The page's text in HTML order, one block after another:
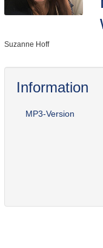
Suzanne Hoff
Information
MP3-Version